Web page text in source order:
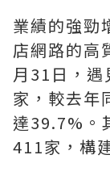
業績的強勁
店網路的高
月31日，
家，較去年
達39.7%。
411家，構